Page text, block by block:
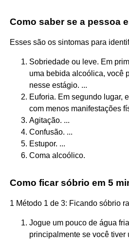
Como saber se a pessoa
Esses são os sintomas para
Sobriedade ou leve. Em
uma bebida alcoólica, você
nesse estágio. ...
Euforia. Em segundo lugar,
com menos manifestações
Agitação. ...
Confusão. ...
Estupor. ...
Coma alcoólico.
Como ficar sóbrio em 5
1 Método 1 de 3: Ficando sóbrio
Jogue um pouco de água
principalmente se você tiver